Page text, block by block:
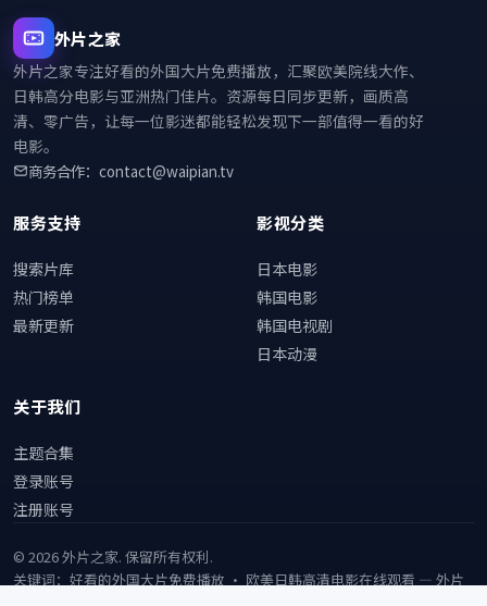
外片之家
外片之家专注好看的外国大片免费播放，汇聚欧美院线大作、
日韩高分电影与亚洲热门佳片。资源每日同步更新，画质高
清、零广告，让每一位影迷都能轻松发现下一部值得一看的好
电影。
商务合作：contact@waipian.tv
服务支持
搜索片库
热门榜单
最新更新
影视分类
日本电影
韩国电影
韩国电视剧
日本动漫
关于我们
主题合集
登录账号
注册账号
© 2026外片之家. 保留所有权利.
关键词：好看的外国大片免费播放 · 欧美日韩高清电影在线观看 — 外片